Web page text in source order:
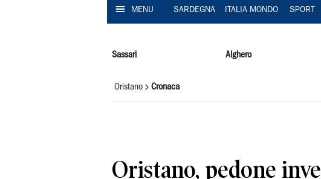
MENU SARDEGNA ITALIA MONDO SPORT
Sassari Alghero
Oristano Cronaca
Oristano, pedone